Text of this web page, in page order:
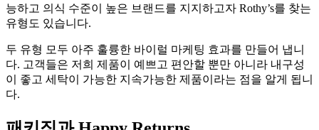
능하고 의식 수준이 높은 브랜드를 지지하고자 Rothy’s를 찾는
유형도 있습니다.
두 유형 모두 아주 훌륭한 바이럴 마케팅 효과를 만들어 냅니
다. 고객들은 저희 제품이 예쁘고 편안할 뿐만 아니라 내구성
이 좋고 세탁이 가능한 지속가능한 제품이라는 점을 알게 됩니
다.